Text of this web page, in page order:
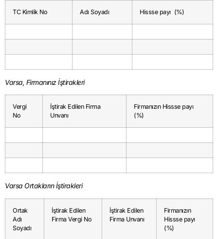
TC Kimlik No Adı Soyadı Hissse payı (%)
Varsa, Firmanınız İştirakleri
Vergi
No
İştirak Edilen Firma
Unvanı
Firmanızın Hissse payı
(%)
Varsa Ortakların İştirakleri
Ortak
Adı
Soyadı
İştirak Edilen
Firma Vergi No
İştirak Edilen
Firma Unvanı
Firmanızın
Hissse payı
(%)